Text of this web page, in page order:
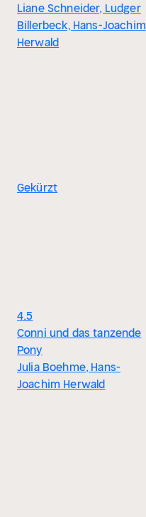
Liane Schneider, Ludger
Billerbeck, Hans-Joachim
Herwald
Gekürzt
4.5
Conni und das tanzende
Pony
Julia Boehme, Hans-
Joachim Herwald